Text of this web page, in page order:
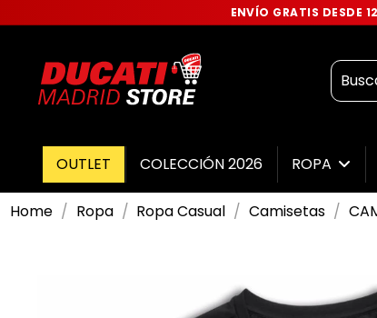
ENVÍO GRATIS DESDE
OUTLET COLECCIÓN 2026 ROPA
Home Ropa Ropa Casual Camisetas